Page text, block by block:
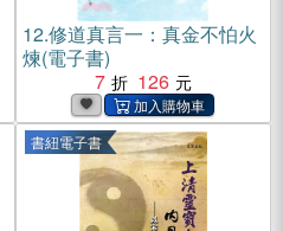
12.修道真言一：真金不怕火
煉(電子書)
7
126
書紐電子書